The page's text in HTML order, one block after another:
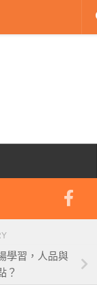
學習，人品與
？